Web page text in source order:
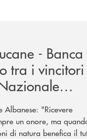
- Banca
tra i vincitori
Albanese: "Ricevere
un onore, ma
di natura benefica il